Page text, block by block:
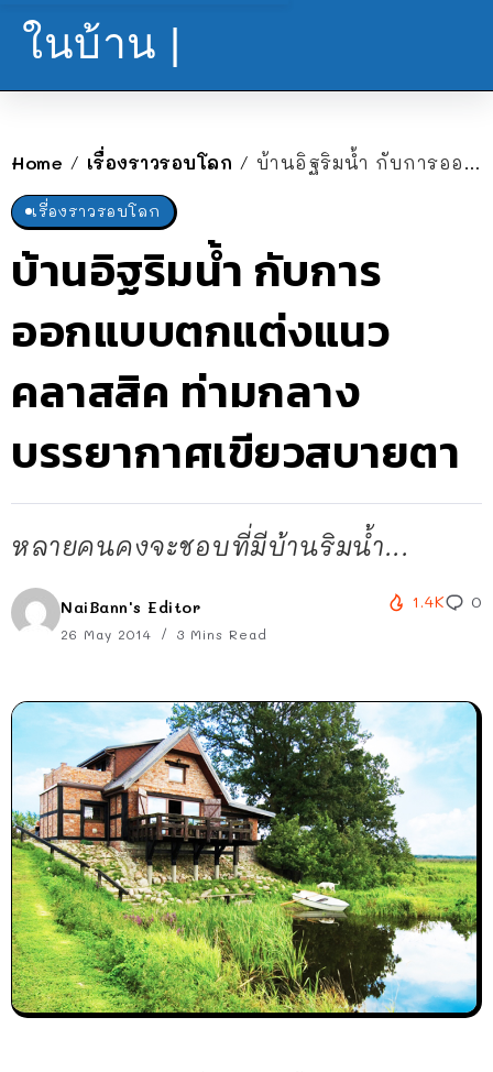
ในบ้าน |
Home / เรื่องราวรอบโลก / บ้านอิฐริมน้ำ กับการออกแบบตกแต่งแนวคลาสสิค ท่ามกลางบรรยากาศเขียวสบายตา
เรื่องราวรอบโลก
บ้านอิฐริมน้ำ กับการ
ออกแบบตกแต่งแนว
คลาสสิค ท่ามกลาง
บรรยากาศเขียวสบายตา
หลายคนคงจะชอบที่มีบ้านริมน้ำ...
NaiBann's Editor
26 May 2014 3 Mins Read
1.4K 0